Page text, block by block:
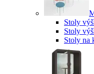
Stoly
Stoly
Stoly na